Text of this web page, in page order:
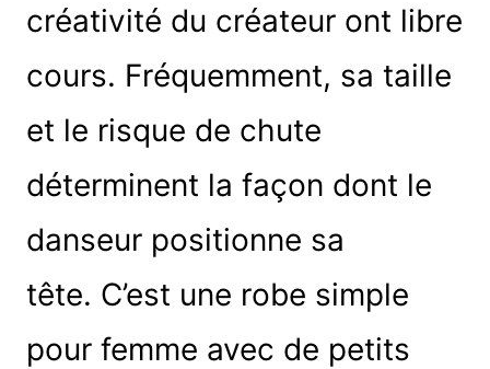
créativité du créateur ont libre
cours. Fréquemment, sa taille
et le risque de chute
déterminent la façon dont le
danseur positionne sa
tête. C’est une robe simple
pour femme avec de petits